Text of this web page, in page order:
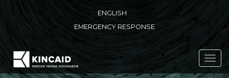
ENGLISH
EMERGENCY RESPONSE